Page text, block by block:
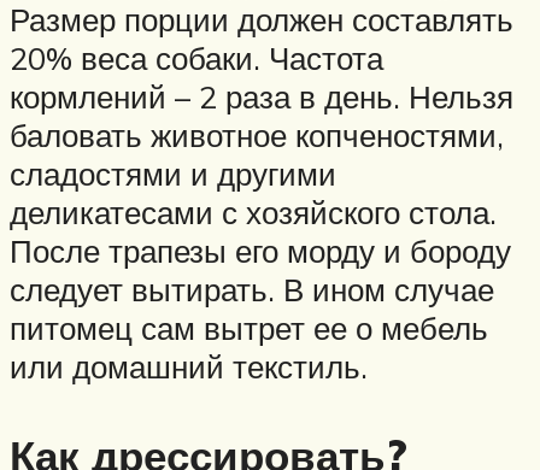
Размер порции должен составлять
20% веса собаки. Частота
кормлений – 2 раза в день. Нельзя
баловать животное копченостями,
сладостями и другими
деликатесами с хозяйского стола.
После трапезы его морду и бороду
следует вытирать. В ином случае
питомец сам вытрет ее о мебель
или домашний текстиль.
Как дрессировать?